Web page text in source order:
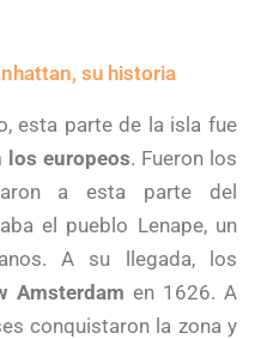
su historia
esta parte de la isla fue
los europeos. Fueron los
a esta parte del
el pueblo Lenape, un
A su llegada, los
Amsterdam en 1626. A
conquistaron la zona y